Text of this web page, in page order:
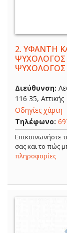
2. ΥΦΑΝΤΗ
Διεύθυνση:
116 35, Αττικής
Οδηγίες χάρτη
Τηλέφωνο:
Επικοινωνήστε
σας και το πώς
πληροφορίες